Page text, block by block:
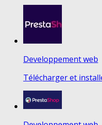
Developpement web
Télécharger et